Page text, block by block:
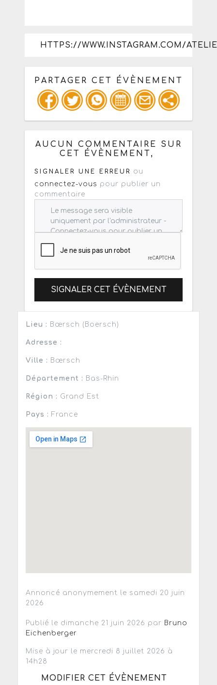
HTTPS://WWW.INSTAGRAM.COM/
PARTAGER CET ÉVÈNEMENT
Copiez les infos ci-dessous pour un
: mail / forum / réseau social
AUCUN COMMENTAIRE SUR
CET ÉVÈNEMENT,
SIGNALER UNE ERREUR
ou
connectez-vous pour publier un
commentaire
SIGNALER CET ÉVÈNEMENT
Lieu : Bœrsch (Boersch)
Adresse :
Ville : Bœrsch
Département : Bas-Rhin
Région : Grand Est
Pays : France
Annoncé anonymement le samedi 20 juin
2026
Publié le dimanche 21 juin 2026 par Bruno
Eichenberger
Mise à jour le mercredi 8 juillet 2026 à
14h28
MODIFIER CET ÉVÈNEMENT